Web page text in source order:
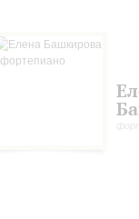
страстями:
создания сонаты
положит
в программе
мир – такой,